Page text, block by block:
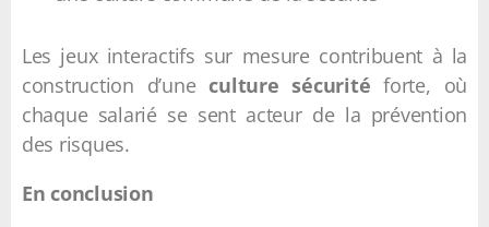
Les jeux interactifs sur mesure contribuent à la
construction d’une culture sécurité forte, où
chaque salarié se sent acteur de la prévention
des risques.
En conclusion